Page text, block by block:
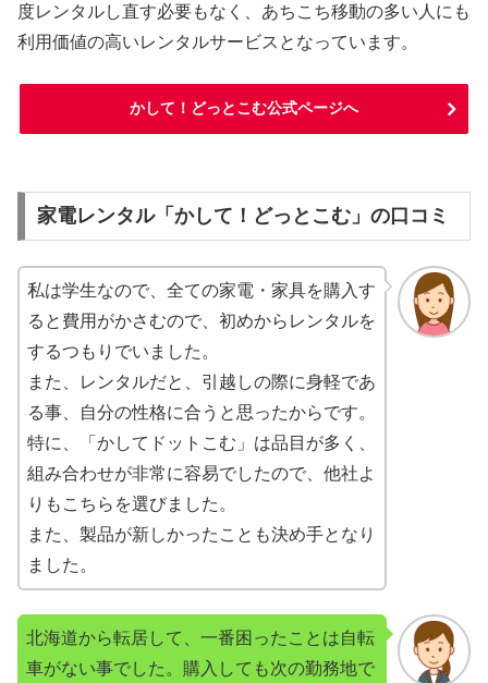
度レンタルし直す必要もなく、あちこち移動の多い人にも
利用価値の高いレンタルサービスとなっています。
かして！どっとこむ公式ページへ
家電レンタル「かして！どっとこむ」の口コミ
私は学生なので、全ての家電・家具を購入す
ると費用がかさむので、初めからレンタルを
するつもりでいました。
また、レンタルだと、引越しの際に身軽であ
る事、自分の性格に合うと思ったからです。
特に、「かしてドットこむ」は品目が多く、
組み合わせが非常に容易でしたので、他社よ
りもこちらを選びました。
また、製品が新しかったことも決め手となり
ました。
北海道から転居して、一番困ったことは自転
車がない事でした。購入しても次の勤務地で